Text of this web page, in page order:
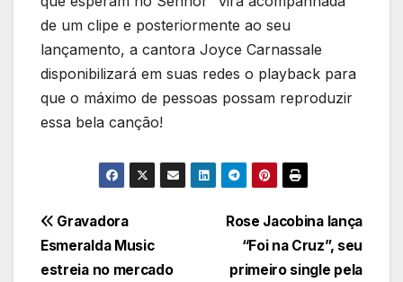
de um clipe e posteriormente ao seu
lançamento, a cantora Joyce Carnassale
disponibilizará em suas redes o playback para
que o máximo de pessoas possam reproduzir
essa bela canção!
Navegação
de
Rose Jacobina lança
“Foi na Cruz”, seu
primeiro single pela
Gravadora
Esmeralda Music
estreia no mercado